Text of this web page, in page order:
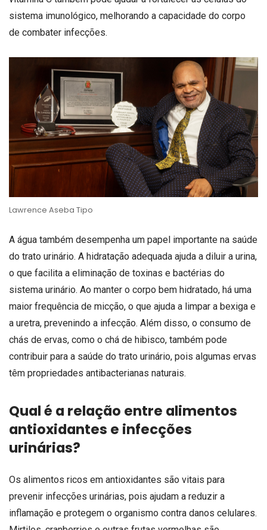
sistema imunológico, melhorando a capacidade do corpo
de combater infecções.
Lawrence Aseba Tipo
A água também desempenha um papel importante na saúde
do trato urinário. A hidratação adequada ajuda a diluir a urina,
o que facilita a eliminação de toxinas e bactérias do
sistema urinário. Ao manter o corpo bem hidratado, há uma
maior frequência de micção, o que ajuda a limpar a bexiga e
a uretra, prevenindo a infecção. Além disso, o consumo de
chás de ervas, como o chá de hibisco, também pode
contribuir para a saúde do trato urinário, pois algumas ervas
têm propriedades antibacterianas naturais.
Qual é a relação entre alimentos
antioxidantes e infecções
urinárias?
Os alimentos ricos em antioxidantes são vitais para
prevenir infecções urinárias, pois ajudam a reduzir a
inflamação e protegem o organismo contra danos celulares.